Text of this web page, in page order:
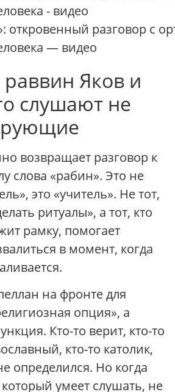
откровенный разговор с
— видео
раввин Яков и
слушают не
возвращает разговор к
слова «рабин». Это не
это «учитель». Не тот,
ритуалы», а тот, кто
рамку, помогает
в момент, когда
на фронте для
опция», а
Кто-то верит, кто-то
кто-то католик,
определился. Но когда
умеет слушать, не